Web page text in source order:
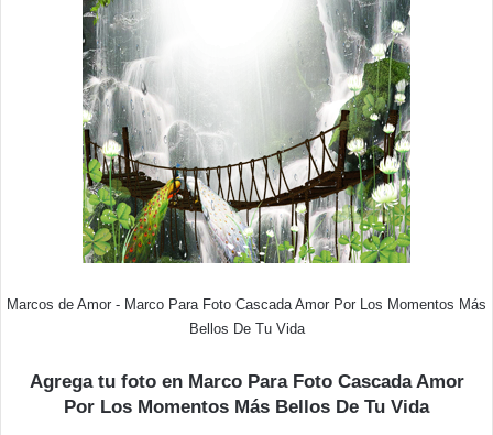
Marcos de Amor - Marco Para Foto Cascada Amor Por Los Momentos Más
Bellos De Tu Vida
Agrega tu foto en Marco Para Foto Cascada Amor
Por Los Momentos Más Bellos De Tu Vida